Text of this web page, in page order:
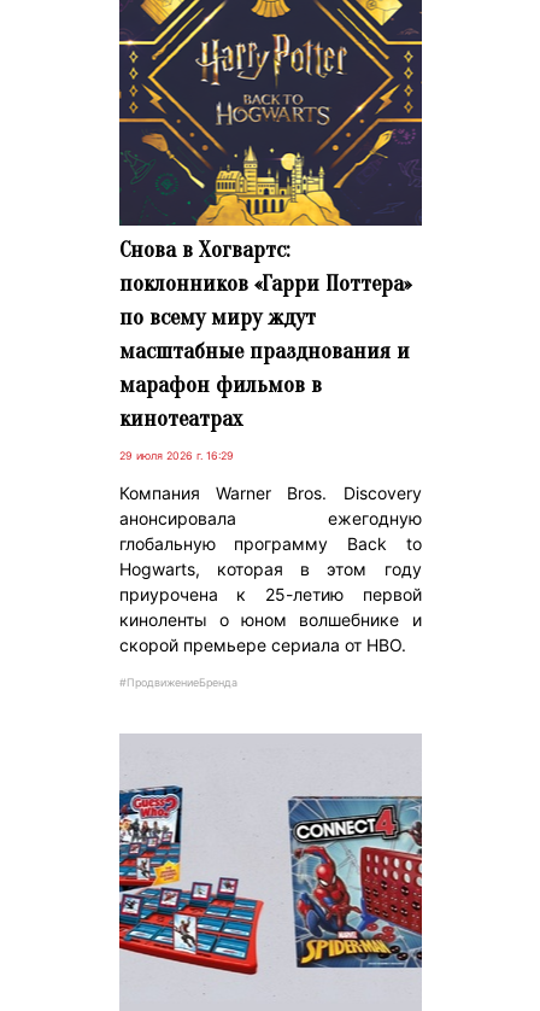
Снова в Хогвартс:
поклонников «Гарри Поттера»
по всему миру ждут
масштабные празднования и
марафон фильмов в
кинотеатрах
29 июля 2026 г. 16:29
Компания Warner Bros. Discovery
анонсировала ежегодную
глобальную программу Back to
Hogwarts, которая в этом году
приурочена к 25-летию первой
киноленты о юном волшебнике и
скорой премьере сериала от HBO.
#ПродвижениеБренда